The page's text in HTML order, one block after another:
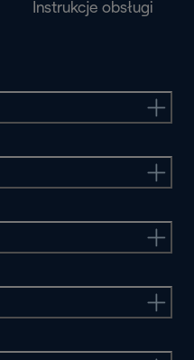
Instrukcje obsługi